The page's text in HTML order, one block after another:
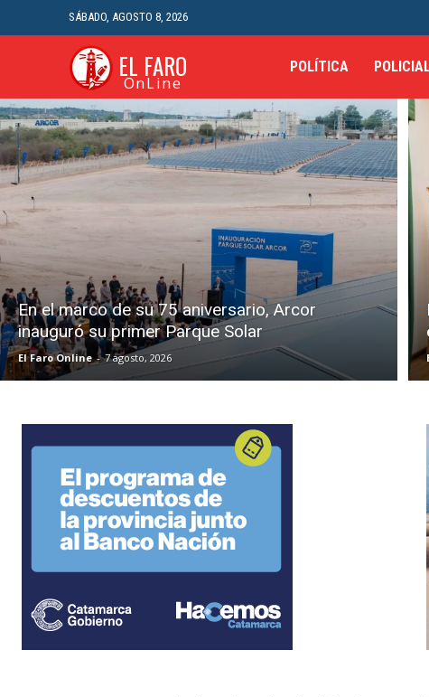
SÁBADO, AGOSTO 8, 2026
EL FARO
OnLine
POLÍTICA
En el marco de su 75 aniversario, Arcor
inauguró su primer Parque Solar
El Faro Online - 7 agosto, 2026